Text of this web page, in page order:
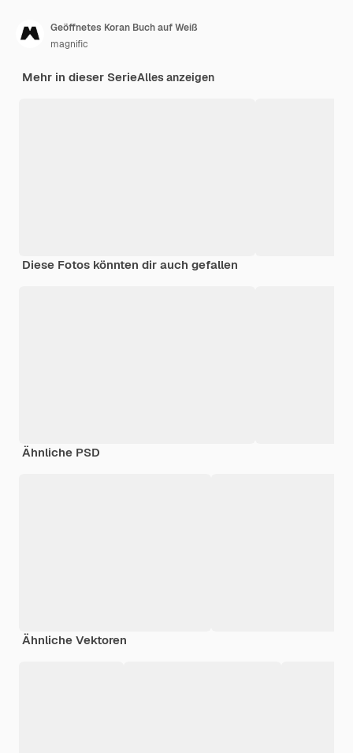
Geöffnetes Koran Buch auf Weiß
magnific
Mehr in dieser SerieAlles anzeigen
Diese Fotos könnten dir auch gefallen
Ähnliche PSD
Ähnliche Vektoren